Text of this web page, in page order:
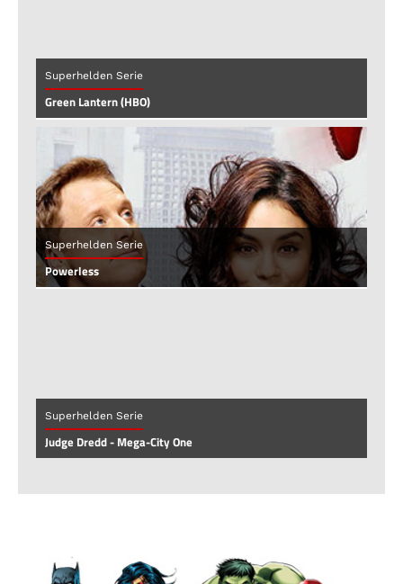
Superhelden Serie
Green Lantern (HBO)
Superhelden Serie
Powerless
Superhelden Serie
Judge Dredd - Mega-City One